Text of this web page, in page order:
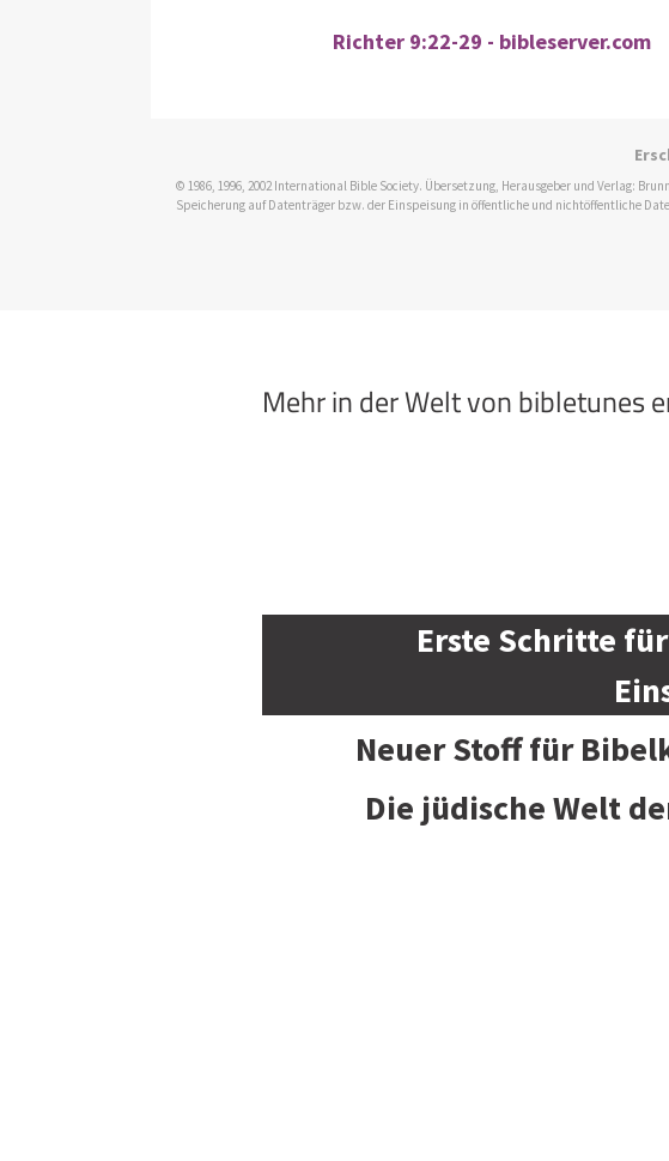
Richter 9:22-29 - bibleserver.com
© 1986, 1996, 2002 International Bible Society. Übersetzung, Herausgeber und Verlag:
Speicherung auf Datenträger bzw. der Einspeisung in öffentliche und nichtöffentliche
Mehr in der Welt von bibletunes
Erste Schritte
Neuer Stoff für
Die jüdische Welt